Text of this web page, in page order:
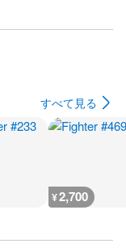
すべて見る
¥2,700